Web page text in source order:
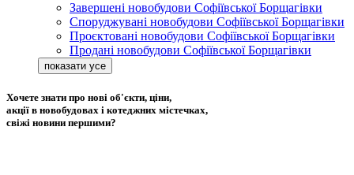
Завершені новобудови Софіївської Борщагівки
Споруджувані новобудови Софіївської Борщагівки
Проєктовані новобудови Софіївської Борщагівки
Продані новобудови Софіївської Борщагівки
Хочете знати про нові об'єкти, ціни,
акції в новобудовах і котеджних містечках,
свіжі новини першими?